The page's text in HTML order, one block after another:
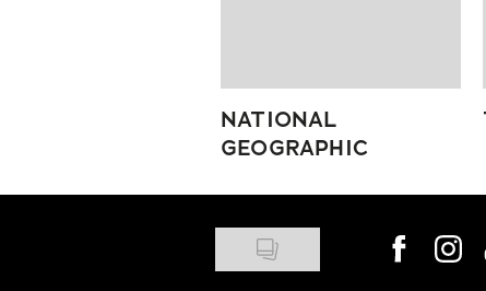
NATIONAL
GEOGRAPHIC
Visit us on
Visit